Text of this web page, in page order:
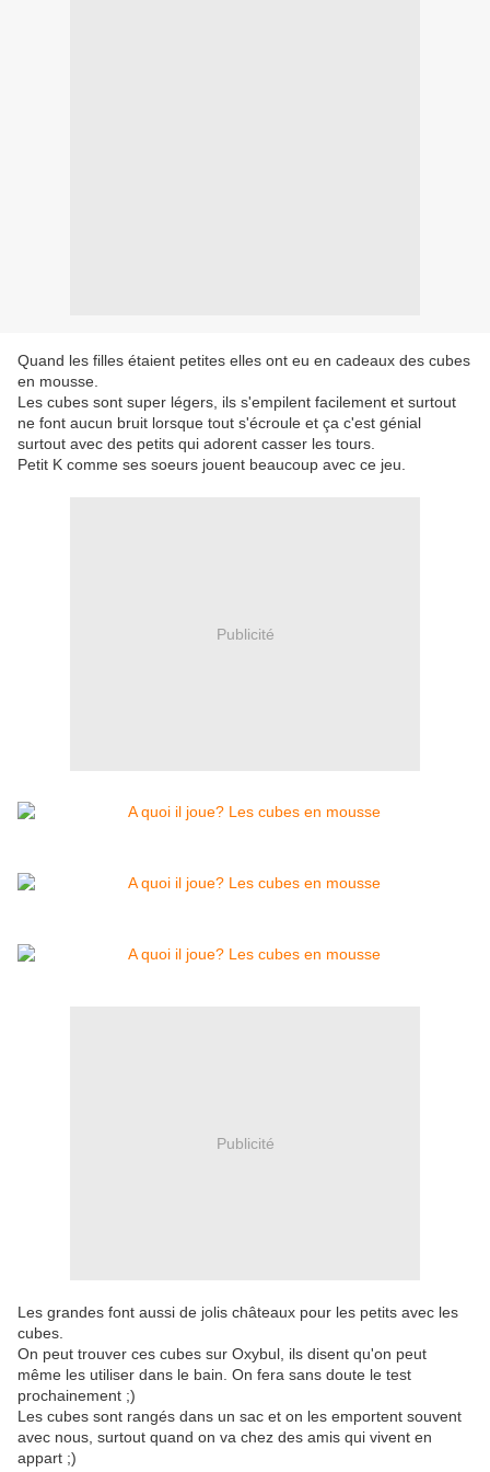
Quand les filles étaient petites elles ont eu en cadeaux des cubes
en mousse.
Les cubes sont super légers, ils s'empilent facilement et surtout
ne font aucun bruit lorsque tout s'écroule et ça c'est génial
surtout avec des petits qui adorent casser les tours.
Petit K comme ses soeurs jouent beaucoup avec ce jeu.
Publicité
Publicité
Les grandes font aussi de jolis châteaux pour les petits avec les
cubes.
On peut trouver ces cubes sur Oxybul, ils disent qu'on peut
même les utiliser dans le bain. On fera sans doute le test
prochainement ;)
Les cubes sont rangés dans un sac et on les emportent souvent
avec nous, surtout quand on va chez des amis qui vivent en
appart ;)